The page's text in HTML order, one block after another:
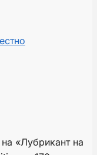
«Лубрикант на